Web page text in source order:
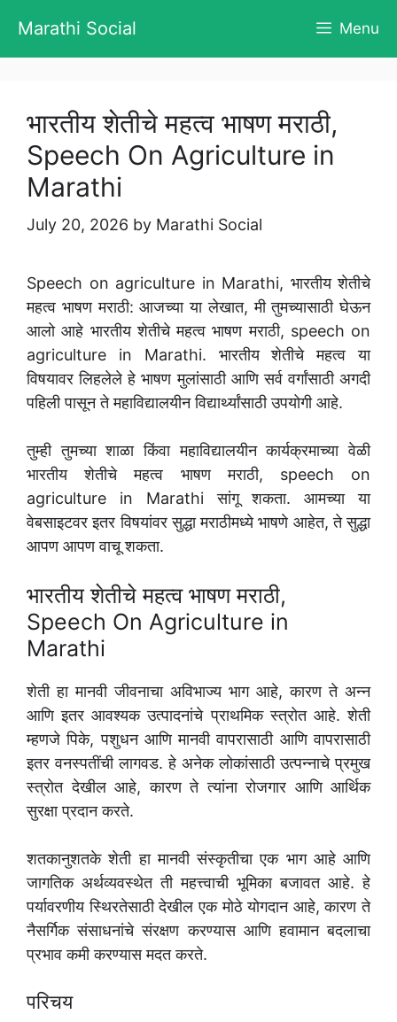
content
Marathi Social Menu
भारतीय शेतीचे महत्व भाषण मराठी,
Speech On Agriculture in
Marathi
July 20, 2026 by Marathi Social
Speech on agriculture in Marathi, भारतीय शेतीचे
महत्व भाषण मराठी: आजच्या या लेखात, मी तुमच्यासाठी घेऊन
आलो आहे भारतीय शेतीचे महत्व भाषण मराठी, speech on
agriculture in Marathi. भारतीय शेतीचे महत्व या
विषयावर लिहलेले हे भाषण मुलांसाठी आणि सर्व वर्गांसाठी अगदी
पहिली पासून ते महाविद्यालयीन विद्यार्थ्यांसाठी उपयोगी आहे.
तुम्ही तुमच्या शाळा किंवा महाविद्यालयीन कार्यक्रमाच्या वेळी
भारतीय शेतीचे महत्व भाषण मराठी, speech on
agriculture in Marathi सांगू शकता. आमच्या या
वेबसाइटवर इतर विषयांवर सुद्धा मराठीमध्ये भाषणे आहेत, ते सुद्धा
आपण आपण वाचू शकता.
भारतीय शेतीचे महत्व भाषण मराठी,
Speech On Agriculture in
Marathi
शेती हा मानवी जीवनाचा अविभाज्य भाग आहे, कारण ते अन्न
आणि इतर आवश्यक उत्पादनांचे प्राथमिक स्त्रोत आहे. शेती
म्हणजे पिके, पशुधन आणि मानवी वापरासाठी आणि वापरासाठी
इतर वनस्पतींची लागवड. हे अनेक लोकांसाठी उत्पन्नाचे प्रमुख
स्त्रोत देखील आहे, कारण ते त्यांना रोजगार आणि आर्थिक
सुरक्षा प्रदान करते.
शतकानुशतके शेती हा मानवी संस्कृतीचा एक भाग आहे आणि
जागतिक अर्थव्यवस्थेत ती महत्त्वाची भूमिका बजावत आहे. हे
पर्यावरणीय स्थिरतेसाठी देखील एक मोठे योगदान आहे, कारण ते
नैसर्गिक संसाधनांचे संरक्षण करण्यास आणि हवामान बदलाचा
प्रभाव कमी करण्यास मदत करते.
परिचय